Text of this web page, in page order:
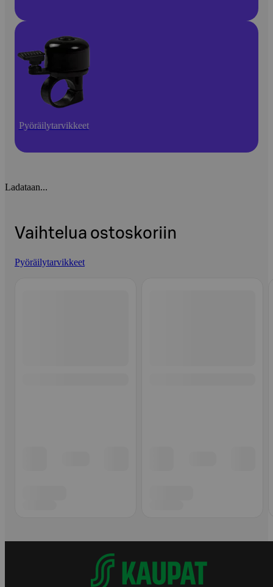
Pyöräilytarvikkeet
Ladataan...
Vaihtelua ostoskoriin
Pyöräilytarvikkeet